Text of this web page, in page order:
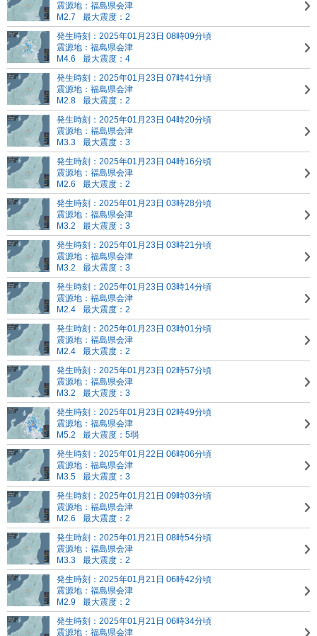
震源地：福島県会津
M2.7
最大震度：2
発生時刻：2025年01月23日 08時09分頃
震源地：福島県会津
M4.6
最大震度：4
発生時刻：2025年01月23日 07時41分頃
震源地：福島県会津
M2.8
最大震度：2
発生時刻：2025年01月23日 04時20分頃
震源地：福島県会津
M3.3
最大震度：3
発生時刻：2025年01月23日 04時16分頃
震源地：福島県会津
M2.6
最大震度：2
発生時刻：2025年01月23日 03時28分頃
震源地：福島県会津
M3.2
最大震度：3
発生時刻：2025年01月23日 03時21分頃
震源地：福島県会津
M3.2
最大震度：3
発生時刻：2025年01月23日 03時14分頃
震源地：福島県会津
M2.4
最大震度：2
発生時刻：2025年01月23日 03時01分頃
震源地：福島県会津
M2.4
最大震度：2
発生時刻：2025年01月23日 02時57分頃
震源地：福島県会津
M3.2
最大震度：3
発生時刻：2025年01月23日 02時49分頃
震源地：福島県会津
M5.2
最大震度：5弱
発生時刻：2025年01月22日 06時06分頃
震源地：福島県会津
M3.5
最大震度：3
発生時刻：2025年01月21日 09時03分頃
震源地：福島県会津
M2.6
最大震度：2
発生時刻：2025年01月21日 08時54分頃
震源地：福島県会津
M3.3
最大震度：2
発生時刻：2025年01月21日 06時42分頃
震源地：福島県会津
M2.9
最大震度：2
発生時刻：2025年01月21日 06時34分頃
震源地：福島県会津